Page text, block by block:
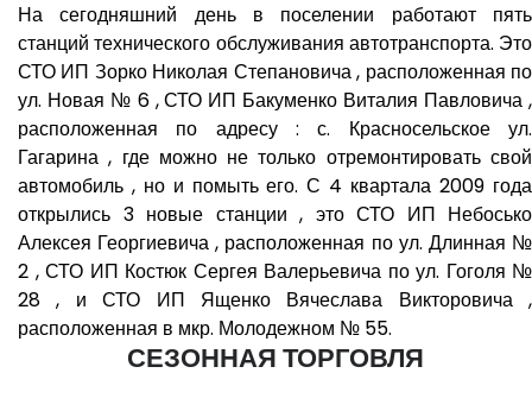
На сегодняшний день в поселении работают пять
станций технического обслуживания автотранспорта. Это
СТО ИП Зорко Николая Степановича , расположенная по
ул. Новая № 6 , СТО ИП Бакуменко Виталия Павловича ,
расположенная по адресу : с. Красносельское ул.
Гагарина , где можно не только отремонтировать свой
автомобиль , но и помыть его. С 4 квартала 2009 года
открылись 3 новые станции , это СТО ИП Небосько
Алексея Георгиевича , расположенная по ул. Длинная №
2 , СТО ИП Костюк Сергея Валерьевича по ул. Гоголя №
28 , и СТО ИП Ященко Вячеслава Викторовича ,
расположенная в мкр. Молодежном № 55.
СЕЗОННАЯ ТОРГОВЛЯ